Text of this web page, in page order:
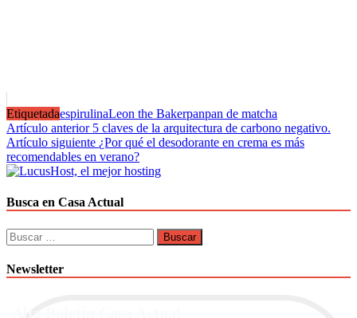
EtiquetadaespirulinaLeon the Bakerpanpan de matcha
Navegación
de
entradas
Artículo anterior 5 claves de la arquitectura de carbono negativo.
Artículo siguiente ¿Por qué el desodorante en crema es más
recomendables en verano?
Busca en Casa Actual
Buscar:
Newsletter